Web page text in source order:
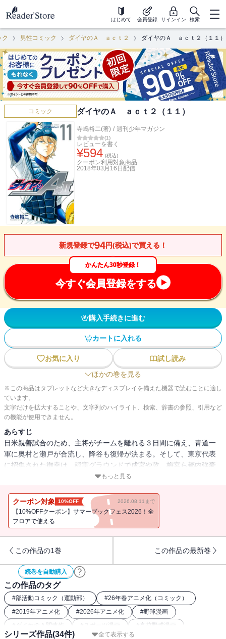
はじめて 会員登録 サインイン 検索
ク 男性コミック ダイヤのＡ ａｃｔ２ ダイヤのＡ ａｃｔ２（１１）
コミック ダイヤのＡ ａｃｔ２（１１）
寺嶋裕二(著) / 週刊少年マガジン
(1)
レビューを書く
¥594 (税込)
クーポン利用対象商品
2018年03月16日 配信
新規登録で94円(税込)で買える！
かんたん30秒登録！
今すぐ会員登録をする
購入手続きに進む
カートに入れる
お気に入り
試し読み
ほかの巻を見る
※この商品はタブレットなど大きなディスプレイを備えた機器で読むことに適し
ています。
文字だけを拡大することや、文字列のハイライト、検索、辞書の参照、引用など
の機能が使用できません。
あらすじ
日米親善試合のため、主将がチームを離れる３日間に備え、青道一
軍に奥村と瀬戸が合流し、降谷も復帰が決まる。そして、東京代表
に招集された御幸は、稲実グラウンドで成宮や乾、梅宮ら都内強豪
校の錚錚たるメンバーと顔をあわせる。
もっと見る
クーポン対象 10%OFF 2026.08.11まで
【10%OFFクーポン】サマーブックフェス2026！全
フロアで使える
この作品の1巻 この作品の最新巻
続巻を自動購入
この作品のタグ
#部活動コミック（運動部） #26年春アニメ化（コミック）
#2019年アニメ化 #2026年アニメ化 #野球漫画
# ダイヤのＡ関連作 # スポーツ漫画 # 高校野球漫画
全て表示する
シリーズ作品(34件)